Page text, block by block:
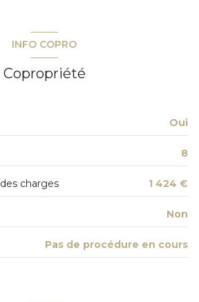
VILLE
INFO COPRO
Copropriété
Oui
8
charges 1 424 €
Non
Pas de procédure en cours